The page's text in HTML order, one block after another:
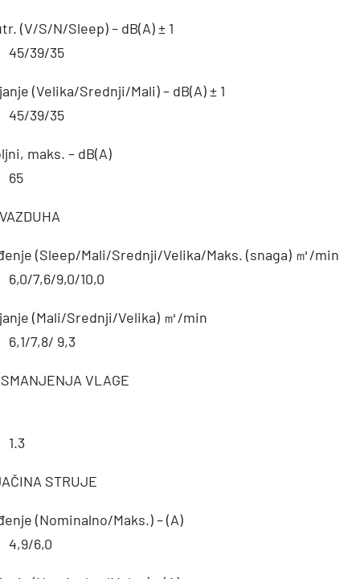
(V/S/N/Sleep) – dB(A) ± 1
45/39/35
(Velika/Srednji/Mali) – dB(A) ± 1
45/39/35
maks. – dB(A)
65
(Sleep/Mali/Srednji/Velika/Maks. (snaga) ㎥/min
6,0/7,6/9,0/10,0
(Mali/Srednji/Velika) ㎥/min
6,1/7,8/ 9,3
VLAGE
1.3
STRUJE
(Nominalno/Maks.) – (A)
4,9/6,0